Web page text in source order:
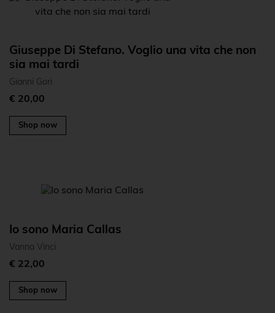
Giuseppe Di Stefano. Voglio una vita che non
sia mai tardi
Gianni Gori
€ 20,00
Shop now
Io sono Maria Callas
Vanna Vinci
€ 22,00
Shop now